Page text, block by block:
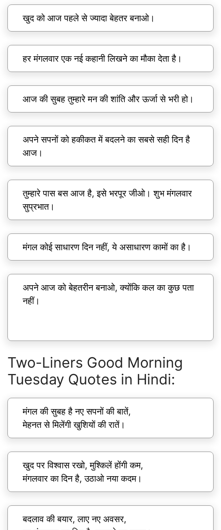
खुद को आज पहले से ज्यादा बेहतर बनाओ।
हर मंगलवार एक नई कहानी लिखने का मौका देता है।
आज की सुबह तुम्हारे मन की शांति और ऊर्जा से भरी हो।
अपने सपनों को हकीकत में बदलने का सबसे सही दिन है
आज।
तुम्हारे पास बस आज है, इसे भरपूर जीओ। शुभ मंगलवार
सुप्रभात।
मंगल कोई साधारण दिन नहीं, ये असाधारण कामों का है।
अपने आज को बेहतरीन बनाओ, क्योंकि कल का कुछ पता
नहीं।
Two-Liners Good Morning
Tuesday Quotes in Hindi:
मंगल की सुबह है नए सपनों की बातें,
मेहनत से मिलेंगी खुशियों की रातें।
खुद पर विश्वास रखो, मुश्किलें होंगी कम,
मंगलवार का दिन है, उठाओ नया कदम।
बदलाव की बयार, लाए नए अवसर,